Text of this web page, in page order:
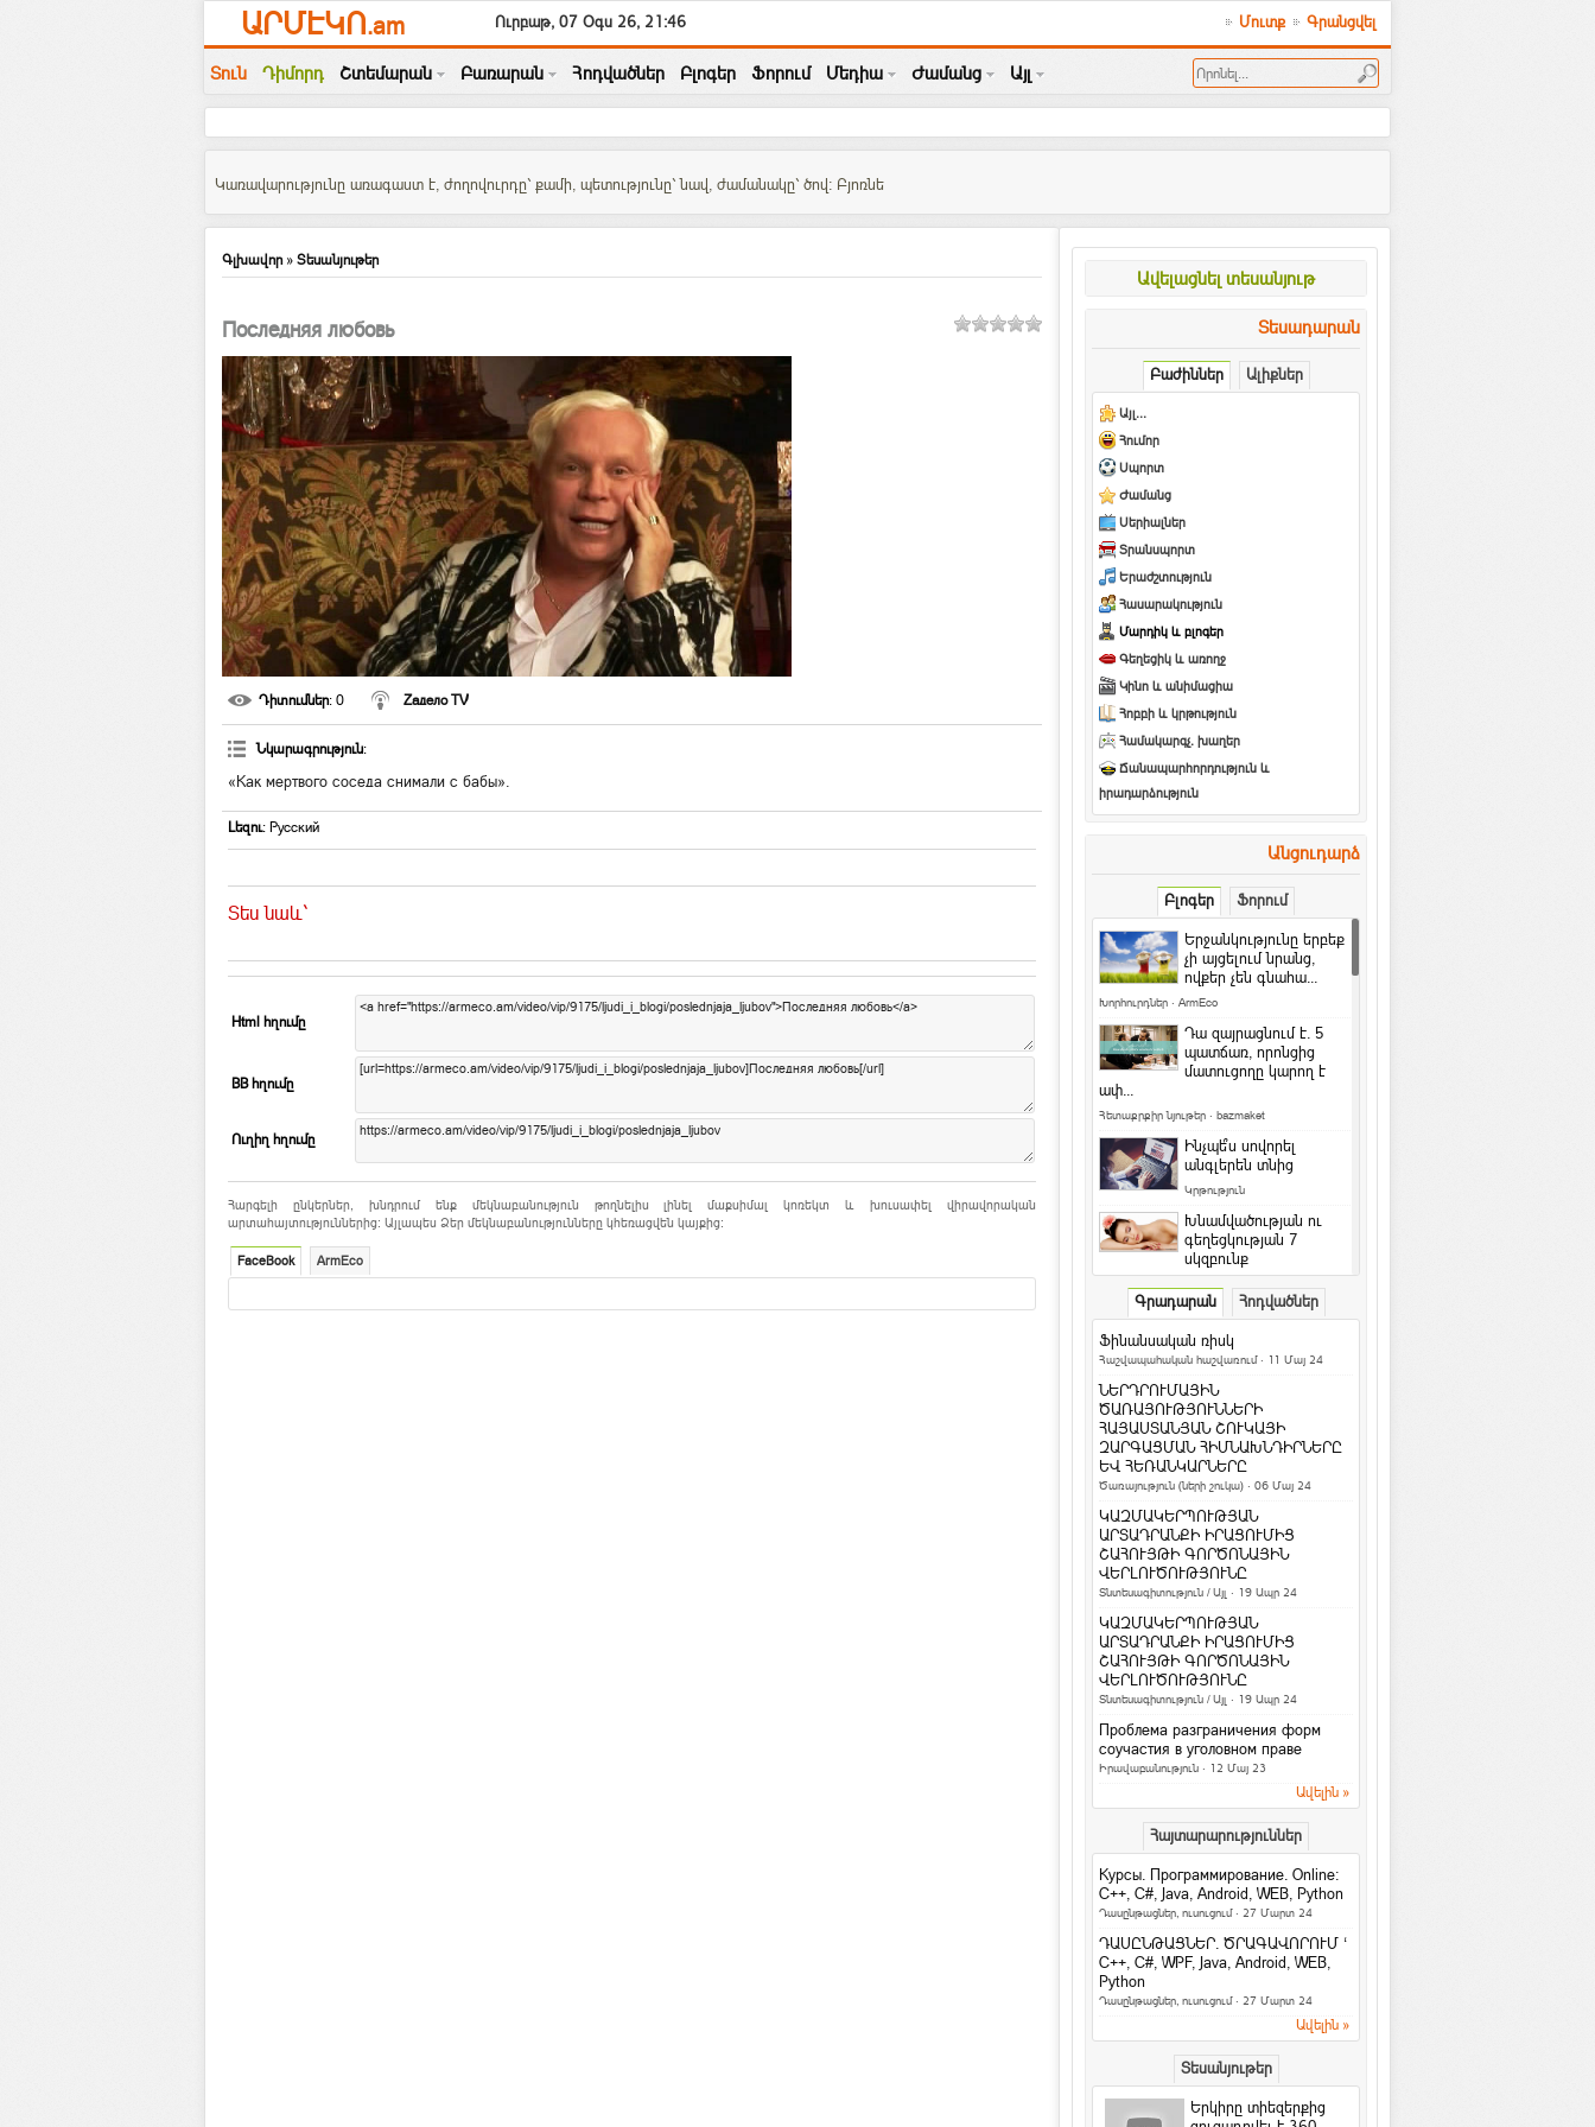
ԱՐՄԷԿՈ.am Ուրբաթ, 07 Օգս 26, 21:46 Մուտք Գրանցվել
Տուն Դիմորդ Շտեմարան Բառարան Հոդվածներ Բլոգեր Ֆորում Մեդիա Ժամանց Այլ
Կառավարությունը առագաստ է, ժողովուրդը` քամի, պետությունը` նավ, ժամանակը` ծով: Բյոռնե
Գլխավոր» Տեսանյութեր
Последняя любовь
Դիտումներ: 0 Zадело TV
Նկարագրություն:
«Как мертвого соседа снимали с бабы».
Լեզու: Русский
Տես նաև`
Html հղումը
BB հղումը
Ուղիղ հղումը
Հարգելի ընկերներ, խնդրում ենք մեկնաբանություն թողնելիս լինել մաքսիմալ կոռեկտ և խուսափել վիրավորական
արտահայտություններից: Այլապես Ձեր մեկնաբանությունները կհեռացվեն կայքից:
FaceBook ArmEco
Ավելացնել տեսանյութ
Տեսադարան
Բաժիններ Ալիքներ
Այլ...
Հումոր
Սպորտ
Ժամանց
Սերիալներ
Տրանսպորտ
Երաժշտություն
Հասարակություն
Մարդիկ և բլոգեր
Գեղեցիկ և առողջ
Կինո և անիմացիա
Հոբբի և կրթություն
Համակարգչ. խաղեր
Ճանապարհորդություն և
իրադարձություն
Անցուդարձ
Բլոգեր Ֆորում
Երջանկությունը երբեք
չի այցելում նրանց,
ովքեր չեն գնահա...
Խորհուրդներ · ArmEco
Դա զայրացնում է․ 5
պատճառ, որոնցից
մատուցողը կարող է
ափ...
Հետաքրքիր նյութեր · bazmaket
Ինչպե՞ս սովորել
անգլերեն տնից
Կրթություն
Խնամվածության ու
գեղեցկության 7
սկզբունք
Ի՞նչ դաջվածքներ են
նախընտրում հայերը և
արդյո՞ք հասկանու...
Երկնագույն աչքերով կատուն
համացանցի աստղ է դարձել
Տեսանյութեր / Ֆոտո
Ամանոր 2016` Կարմիր կամ Կրակե
Տոներ և օրեր
Կենդանակերպի
ամենա-ամենա
նշանները. իմացիր, թե
ինչով ես ...
Հասարակություն
4 հարց մտավոր կարողությունները
ստուգելու համար
3 գաղտնիք, որոնք տղամարդիկ
երբեք չեն բարձրաձայնում
տվյալների մշակման
կենտրոնը կաշխատի
քամու...
Համացանց ·rafoaper777
Все женщины продажны /Б. Шоу
На русском / In english
6 պարզ միջոց՝ ամուսնությունը
երջանիկ դարձնելու համար
Երջանկությունն ափի մեջ
Խորհուրդներ
Հրաշք Աղջիկ
Գրադարան Հոդվածներ
Ֆինանսական ռիսկ
Հաշվապահական հաշվառում· 11 Մայ 24
ՆԵՐԴՐՈՒՄԱՅԻՆ
ԾԱՌԱՅՈՒԹՅՈՒՆՆԵՐԻ
ՀԱՅԱՍՏԱՆՅԱՆ ՇՈՒԿԱՅԻ
ԶԱՐԳԱՑՄԱՆ ՀԻՄՆԱԽՆԴԻՐՆԵՐԸ
ԵՎ ՀԵՌԱՆԿԱՐՆԵՐԸ
Ծառայություն (ների շուկա) · 06 Մայ 24
ԿԱԶՄԱԿԵՐՊՈՒԹՅԱՆ
ԱՐՏԱԴՐԱՆՔԻ ԻՐԱՑՈՒՄԻՑ
ՇԱՀՈՒՅԹԻ ԳՈՐԾՈՆԱՅԻՆ
ՎԵՐԼՈՒԾՈՒԹՅՈՒՆԸ
Տնտեսագիտություն / Այլ · 19 Ապր 24
ԿԱԶՄԱԿԵՐՊՈՒԹՅԱՆ
ԱՐՏԱԴՐԱՆՔԻ ԻՐԱՑՈՒՄԻՑ
ՇԱՀՈՒՅԹԻ ԳՈՐԾՈՆԱՅԻՆ
ՎԵՐԼՈՒԾՈՒԹՅՈՒՆԸ
Տնտեսագիտություն / Այլ · 19 Ապր 24
Проблема разграничения форм
соучастия в уголовном праве
Իրավաբանություն · 12 Մայ 23
Ավելին »
Հայտարարություններ
Курсы. Программирование. Online:
C++, C#, Java, Android, WEB, Python
Դասընթացներ, ուսուցում· 27 Մարտ 24
ԴԱՍԸՆԹԱՑՆԵՐ. ԾՐԱԳԱՎՈՐՈՒՄ ‘
C++, C#, WPF, Java, Android, WEB,
Python
Դասընթացներ, ուսուցում· 27 Մարտ 24
Ավելին »
Տեսանյութեր
Երկիրը տիեզերքից